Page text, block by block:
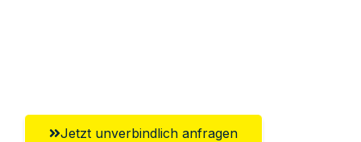
Jetzt unverbindlich anfragen